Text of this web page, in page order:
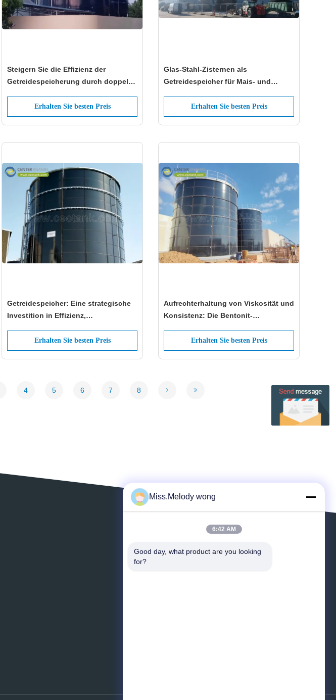
Steigern Sie die Effizienz der
Getreidespeicherung durch doppelt
Erhalten Sie besten Preis
Glas-Stahl-Zisternen als
Getreidespeicher für Mais- und
landwirtschaftliche Effizienz
Erhalten Sie besten Preis
Getreidespeicher: Eine strategische
Investition in Effizienz,
Erhalten Sie besten Preis
Aufrechterhaltung von Viskosität und
Konsistenz: Die Bentonit-
Schlüsselrolle eines zuverlässigen
Bohrflüssigkeitsmanagements
Erhalten Sie besten Preis
4 5 6 7 8
Miss.Melody wong
6:42 AM
Good day, what product are you looking
for?